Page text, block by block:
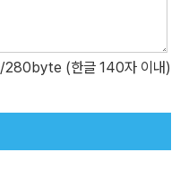
/280byte (한글 140자 이내)